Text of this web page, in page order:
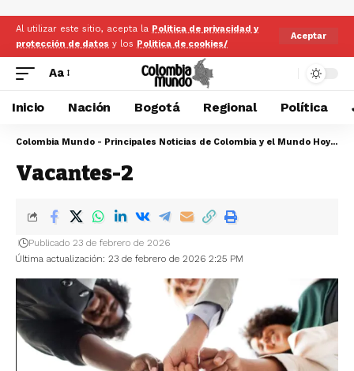
Al utilizar este sitio, acepta la Politica de privacidad y
protección de datos y los Politica de cookies/
Aceptar
Aa
Inicio Nación Bogotá Regional Política
Colombia Mundo - Principales Noticias de Colombia y el Mundo Hoy
>
Vacantes-2
Última actualización: 23 de febrero de 2026 2:25 PM
Publicado 23 de febrero de 2026